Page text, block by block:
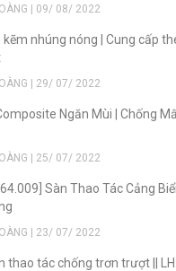
| 09/ 08/ 2022
nhúng nóng | Cung cấp
| 29/ 07/ 2022
Ngăn Mùi | Chống
| 25/ 07/ 2022
Sàn Thao Tác Cảng
| 23/ 07/ 2022
thao tác chống trơn trượt ||